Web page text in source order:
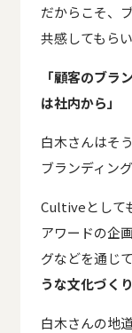
だからこそ、
共感してもら
「顧客のブラ
は社内から」
白木さんはそ
ブランディン
Cultiveとして
アワードの企
グなどを通じて
うな文化づくり
白木さんの地